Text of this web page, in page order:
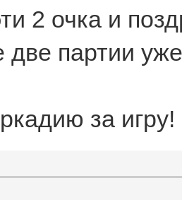
2 очка и
партии
за